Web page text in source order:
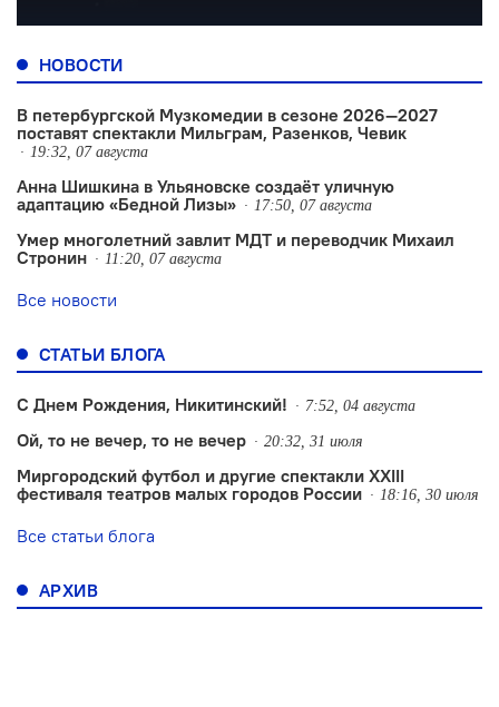
НОВОСТИ
В петербургской Музкомедии в сезоне 2026—2027
поставят спектакли Мильграм, Разенков, Чевик
19:32, 07 августа
Анна Шишкина в Ульяновске создаëт уличную
адаптацию «Бедной Лизы»
17:50, 07 августа
Умер многолетний завлит МДТ и переводчик Михаил
Стронин
11:20, 07 августа
Все новости
СТАТЬИ БЛОГА
С Днем Рождения, Никитинский! 7:52, 04 августа
Ой, то не вечер, то не вечер 20:32, 31 июля
Миргородский футбол и другие спектакли XXIII
фестиваля театров малых городов России
18:16, 30 июля
Все статьи блога
АРХИВ